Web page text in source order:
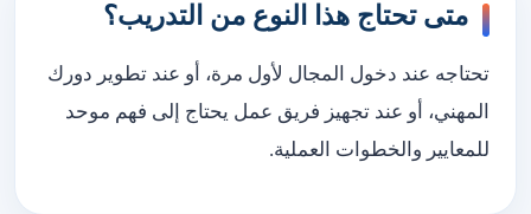
متى تحتاج هذا النوع من التدريب؟
تحتاجه عند دخول المجال لأول مرة، أو عند تطوير دورك
المهني، أو عند تجهيز فريق عمل يحتاج إلى فهم موحد
للمعايير والخطوات العملية.